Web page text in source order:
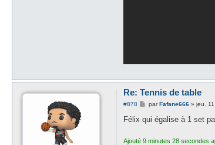
Re: Tennis de table
#878
M
s
g
parFafane666 »jeu.
Félix qui égalise à 1 set
Ajouté 9 minutes 28 secondes